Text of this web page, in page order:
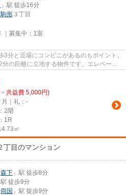
」駅 徒歩16分
形 ３丁目
募集中： 1室
分と近場にコンビニがあるのもポイント。
の距離に立地する物件です。エレベータ
共益費 5,000円)
月｜礼：-
2階
1R
㎡
丁目のマンション
森下 」駅 徒歩8分
駅 徒歩9分
両国 」駅 徒歩9分